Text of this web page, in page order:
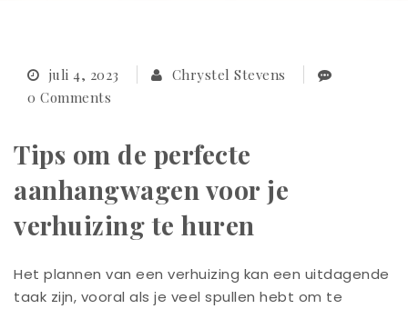
juli 4, 2023
Chrystel Stevens
0 Comments
Tips om de perfecte
aanhangwagen voor je
verhuizing te huren
Het plannen van een verhuizing kan een uitdagende
taak zijn, vooral als je veel spullen hebt om te